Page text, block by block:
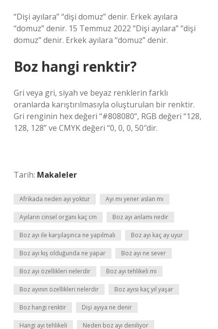
“Dişi ayılara” “dişi domuz” denir. Erkek ayılara
“domuz” denir. 15 Temmuz 2022 “Dişi ayılara” “dişi
domuz” denir. Erkek ayılara “domuz” denir.
Boz hangi renktir?
Gri veya gri, siyah ve beyaz renklerin farklı
oranlarda karıştırılmasıyla oluşturulan bir renktir.
Gri renginin hex değeri “#808080”, RGB değeri “128,
128, 128” ve CMYK değeri “0, 0, 0, 50″dir.
Tarih: Makaleler
Afrikada neden ayı yoktur Ayı mı yener aslan mı
Ayıların cinsel organı kaç cm Boz ayı anlamı nedir
Boz ayı ile karşılaşınca ne yapılmalı Boz ayı kaç ay uyur
Boz ayı kış olduğunda ne yapar Boz ayı ne sever
Boz ayı özellikleri nelerdir Boz ayı tehlikeli mi
Boz ayının özellikleri nelerdir Boz ayısı kaç yıl yaşar
Boz hangi renktir Dişi ayıya ne denir
Hangi ayı tehlikeli Neden boz ayı deniliyor